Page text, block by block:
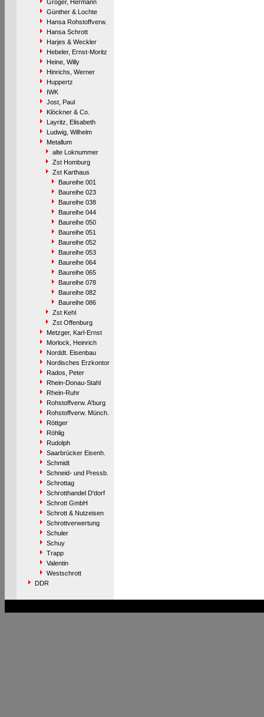
Gröger, Hermann
Günther & Lochte
Hansa Rohstoffverw.
Hansa Schrott
Harjes & Weckler
Hebeler, Ernst-Moritz
Heine, Willy
Hinrichs, Werner
Huppertz
IWK
Jost, Paul
Klöckner & Co.
Layritz, Elisabeth
Ludwig, Wilhelm
Metallum
alte Loknummer
Zst Homburg
Zst Karthaus
Baureihe 001
Baureihe 023
Baureihe 038
Baureihe 044
Baureihe 050
Baureihe 051
Baureihe 052
Baureihe 053
Baureihe 064
Baureihe 065
Baureihe 078
Baureihe 082
Baureihe 086
Zst Kehl
Zst Offenburg
Metzger, Karl-Ernst
Morlock, Heinrich
Norddt. Eisenbau
Nordisches Erzkontor
Rados, Peter
Rhein-Donau-Stahl
Rhein-Ruhr
Rohstoffverw. A'burg
Rohstoffverw. Münch.
Röttger
Röhlig
Rudolph
Saarbrücker Eisenh.
Schmidt
Schneid- und Pressb.
Schrottag
Schrotthandel D'dorf
Schrott GmbH
Schrott & Nutzeisen
Schrottverwertung
Schuler
Schuy
Trapp
Valentin
Westschrott
DDR